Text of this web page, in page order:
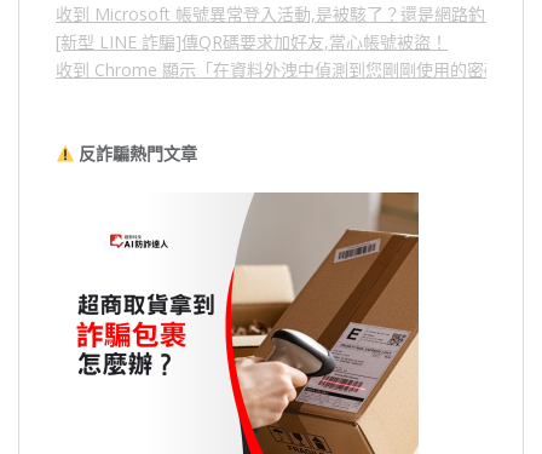
收到 Microsoft 帳號異常登入活動,是被駭了？還是網路釣魚？
[新型 LINE 詐騙]傳QR碼要求加好友,當心帳號被盜！
收到 Chrome 顯示「在資料外洩中偵測到您剛剛使用的密碼」
反詐騙熱門文章